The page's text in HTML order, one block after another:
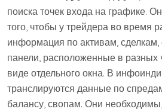
поиска точек входа на графике.
того, чтобы у трейдера во время
информация по активам, сделкам,
панели, расположенные в разных
виде отдельного окна. В
транслируются данные по
балансу, свопам. Они